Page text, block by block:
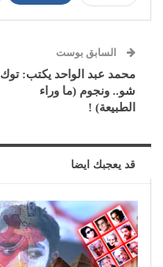
السابق بوست
محمد عبد الواحد يكتب: توك
شو.. ونجوم (ما وراء
الطبيعة) !
قد يعجبك ايضا